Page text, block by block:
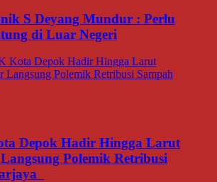
S Deyang Mundur : Perlu
di Luar Negeri
Depok Hadir Hingga Larut
Polemik Retribusi